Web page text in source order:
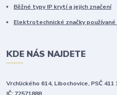
Běžné typy IP krytí a jejich značení
Elektrotechnické značky
KDE NÁS NAJDETE
Vrchlického 614, Libochovice, PSČ 411
IČ: 72571888